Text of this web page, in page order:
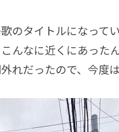
のタイトルになって
んなに近くにあった
れだったので、今度